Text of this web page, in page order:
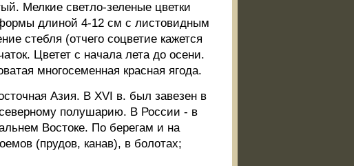
Мелкие светло-зеленые цветки
длиной 4-12 см с листовидным
стебля (отчего соцветие кажется
Цветет с начала лета до осени.
многосеменная красная ягода.
Азия. В XVI в. был завезен в
полушарию. В России - в
Востоке. По берегам и на
(прудов, канав), в болотах;